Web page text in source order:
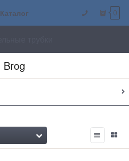
Каталог 0
Brog